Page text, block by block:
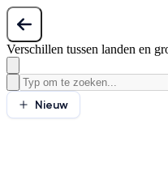
Verschillen tussen landen en
Nieuw